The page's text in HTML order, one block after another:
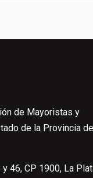
de Mayoristas y
de la Provincia
46, CP 1900, La